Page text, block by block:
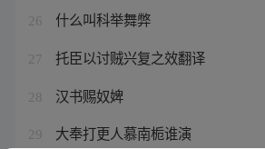
26 什么叫科举舞弊
27 托臣以讨贼兴复之效翻译
28 汉书赐奴婢
29 大奉打更人慕南栀谁演